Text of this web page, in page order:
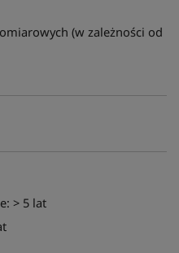
(w zależności od
> 5 lat